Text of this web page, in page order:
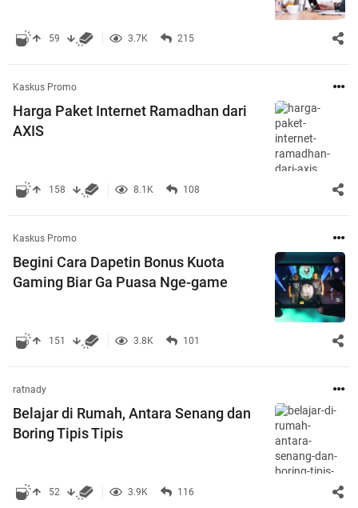
59 3.7K 215
Kaskus Promo
Harga Paket Internet Ramadhan dari
AXIS
158 8.1K 108
Kaskus Promo
Begini Cara Dapetin Bonus Kuota
Gaming Biar Ga Puasa Nge-game
151 3.8K 101
ratnady
Belajar di Rumah, Antara Senang dan
Boring Tipis Tipis
52 3.9K 116